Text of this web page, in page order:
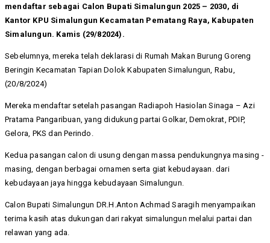
mendaftar sebagai Calon Bupati Simalungun 2025 – 2030, di
Kantor KPU Simalungun Kecamatan Pematang Raya, Kabupaten
Simalungun. Kamis (29/82024).
Sebelumnya, mereka telah deklarasi di Rumah Makan Burung Goreng
Beringin Kecamatan Tapian Dolok Kabupaten Simalungun, Rabu,
(20/8/2024)
Mereka mendaftar setelah pasangan Radiapoh Hasiolan Sinaga – Azi
Pratama Pangaribuan, yang didukung partai Golkar, Demokrat, PDIP,
Gelora, PKS dan Perindo.
Kedua pasangan calon di usung dengan massa pendukungnya masing -
masing, dengan berbagai ornamen serta giat kebudayaan. dari
kebudayaan jaya hingga kebudayaan Simalungun.
Calon Bupati Simalungun DR.H.Anton Achmad Saragih menyampaikan
terima kasih atas dukungan dari rakyat simalungun melalui partai dan
relawan yang ada.